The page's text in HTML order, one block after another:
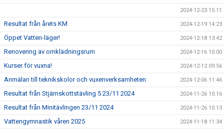
2024-12-23 15:11
Resultat från årets KM 2024-12-19 14:23
Öppet Vatten-läger! 2024-12-18 13:42
Renovering av omklädningsrum 2024-12-16 10:00
Kurser för vuxna! 2024-12-12 09:56
Anmälan till teknikskolor och vuxenverksamheten 2024-12-06 11:46
Resultat från Stjärnskottstävling 5 23/11 2024 2024-11-26 10:16
Resultat från Minitävlingen 23/11 2024 2024-11-26 10:13
Vattengymnastik våren 2025 2024-11-18 11:34